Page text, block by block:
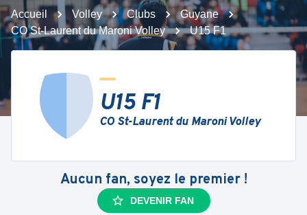
Accueil Volley Clubs
Guyane
CO St-Laurent du Maroni Volley
U15 F1
U15 F1
CO St-Laurent du Maroni Volley
Aucun fan, soyez le premier !
DEVENIR FAN